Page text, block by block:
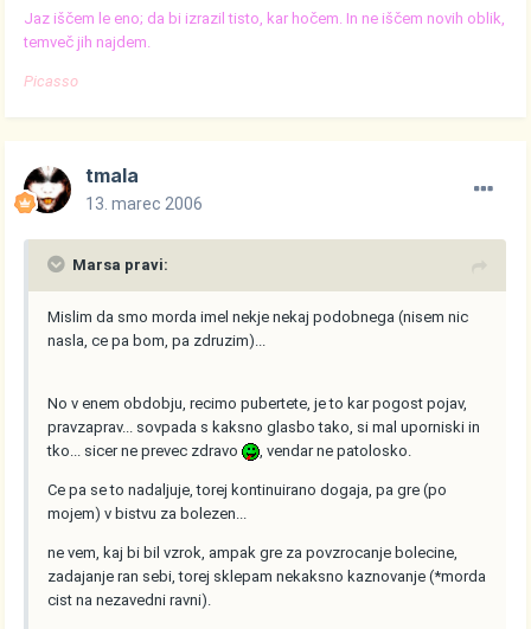
Jaz iščem le eno; da bi izrazil tisto, kar hočem. In ne iščem novih oblik,
temveč jih najdem.
Picasso
tmala
13. marec 2006
Marsa pravi:
Mislim da smo morda imel nekje nekaj podobnega (nisem nic
nasla, ce pa bom, pa zdruzim)...
No v enem obdobju, recimo pubertete, je to kar pogost pojav,
pravzaprav... sovpada s kaksno glasbo tako, si mal uporniski in
tko... sicer ne prevec zdravo
, vendar ne patolosko.
Ce pa se to nadaljuje, torej kontinuirano dogaja, pa gre (po
mojem) v bistvu za bolezen...
ne vem, kaj bi bil vzrok, ampak gre za povzrocanje bolecine,
zadajanje ran sebi, torej sklepam nekaksno kaznovanje (*morda
cist na nezavedni ravni).